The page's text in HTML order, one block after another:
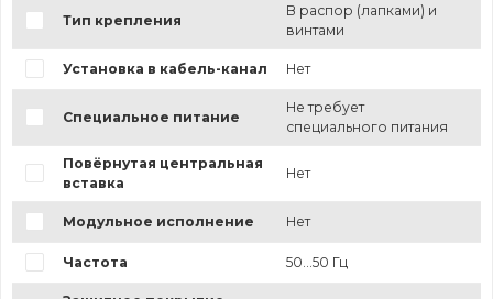
Тип крепления
В распор (лапками) и
винтами
Установка в кабель-канал Нет
Специальное питание
Не требует
специального питания
Повёрнутая центральная
вставка
Нет
Модульное исполнение Нет
Частота 50...50 Гц